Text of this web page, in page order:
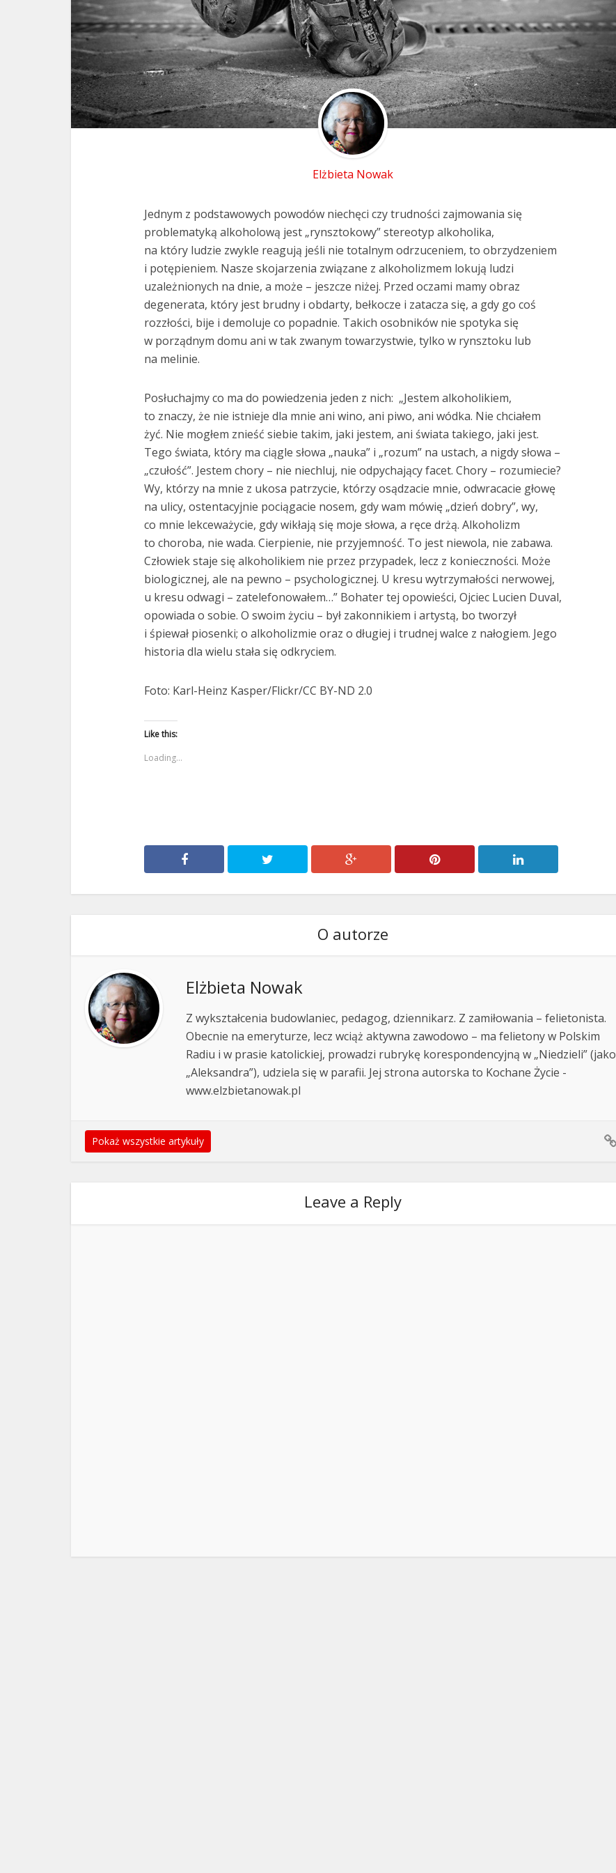
Elżbieta Nowak
Jednym z podstawowych powodów niechęci czy trudności zajmowania się
problematyką alkoholową jest „rynsztokowy” stereotyp alkoholika,
na który ludzie zwykle reagują jeśli nie totalnym odrzuceniem, to obrzydzeniem
i potępieniem. Nasze skojarzenia związane z alkoholizmem lokują ludzi
uzależnionych na dnie, a może – jeszcze niżej. Przed oczami mamy obraz
degenerata, który jest brudny i obdarty, bełkocze i zatacza się, a gdy go coś
rozzłości, bije i demoluje co popadnie. Takich osobników nie spotyka się
w porządnym domu ani w tak zwanym towarzystwie, tylko w rynsztoku lub
na melinie.
Posłuchajmy co ma do powiedzenia jeden z nich: „Jestem alkoholikiem,
to znaczy, że nie istnieje dla mnie ani wino, ani piwo, ani wódka. Nie chciałem
żyć. Nie mogłem znieść siebie takim, jaki jestem, ani świata takiego, jaki jest.
Tego świata, który ma ciągle słowa „nauka” i „rozum” na ustach, a nigdy słowa –
„czułość”. Jestem chory – nie niechluj, nie odpychający facet. Chory – rozumiecie?
Wy, którzy na mnie z ukosa patrzycie, którzy osądzacie mnie, odwracacie głowę
na ulicy, ostentacyjnie pociągacie nosem, gdy wam mówię „dzień dobry”, wy,
co mnie lekceważycie, gdy wikłają się moje słowa, a ręce drżą. Alkoholizm
to choroba, nie wada. Cierpienie, nie przyjemność. To jest niewola, nie zabawa.
Człowiek staje się alkoholikiem nie przez przypadek, lecz z konieczności. Może
biologicznej, ale na pewno – psychologicznej. U kresu wytrzymałości nerwowej,
u kresu odwagi – zatelefonowałem…” Bohater tej opowieści, Ojciec Lucien Duval,
opowiada o sobie. O swoim życiu – był zakonnikiem i artystą, bo tworzył
i śpiewał piosenki; o alkoholizmie oraz o długiej i trudnej walce z nałogiem. Jego
historia dla wielu stała się odkryciem.
Foto: Karl-Heinz Kasper/Flickr/CC BY-ND 2.0
Like this:
Loading...
O autorze
Elżbieta Nowak
Z wykształcenia budowlaniec, pedagog, dziennikarz. Z zamiłowania – felietonista.
Obecnie na emeryturze, lecz wciąż aktywna zawodowo – ma felietony w Polskim
Radiu i w prasie katolickiej, prowadzi rubrykę korespondencyjną w „Niedzieli” (jako
„Aleksandra”), udziela się w parafii. Jej strona autorska to Kochane Życie -
www.elzbietanowak.pl
Pokaż wszystkie artykuły
Leave a Reply